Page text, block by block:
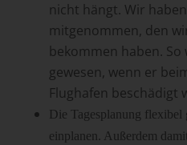
nicht hängt. Wir
mitgenommen, den
bekommen haben.
gewesen, wenn er
Flughafen beschädigt
Die Tagesplanung flexibel
einplanen. Außerdem